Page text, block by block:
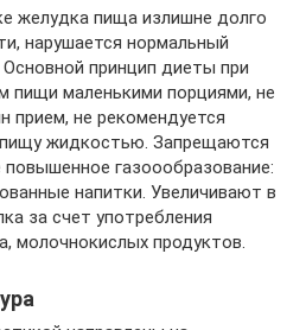
желудка пища излишне долго
нарушается нормальный
Основной принцип диеты при
пищи маленькими порциями, не
прием, не рекомендуется
жидкостью. Запрещаются
газоообразование:
напитки. Увеличивают в
за счет употребления
молочнокислых продуктов.